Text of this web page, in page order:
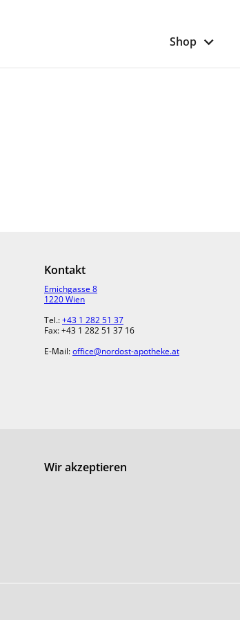
Shop
Kontakt
Emichgasse 8
1220 Wien
Tel.:+43 1 282 51 37
Fax: +43 1 282 51 37 16
E-Mail:office@nordost-apotheke.at
Wir akzeptieren